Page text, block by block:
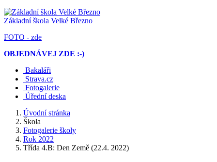
Základní škola Velké Březno
FOTO - zde
OBJEDNÁVEJ ZDE :-)
Bakaláři
Strava.cz
Fotogalerie
Úřední deska
Úvodní stránka
Škola
Fotogalerie školy
Rok 2022
Třída 4.B: Den Země (22.4. 2022)